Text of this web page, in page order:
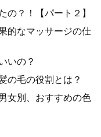
の？！【パート２】
的なマッサージの仕
いの？
の毛の役割とは？
女別、おすすめの色